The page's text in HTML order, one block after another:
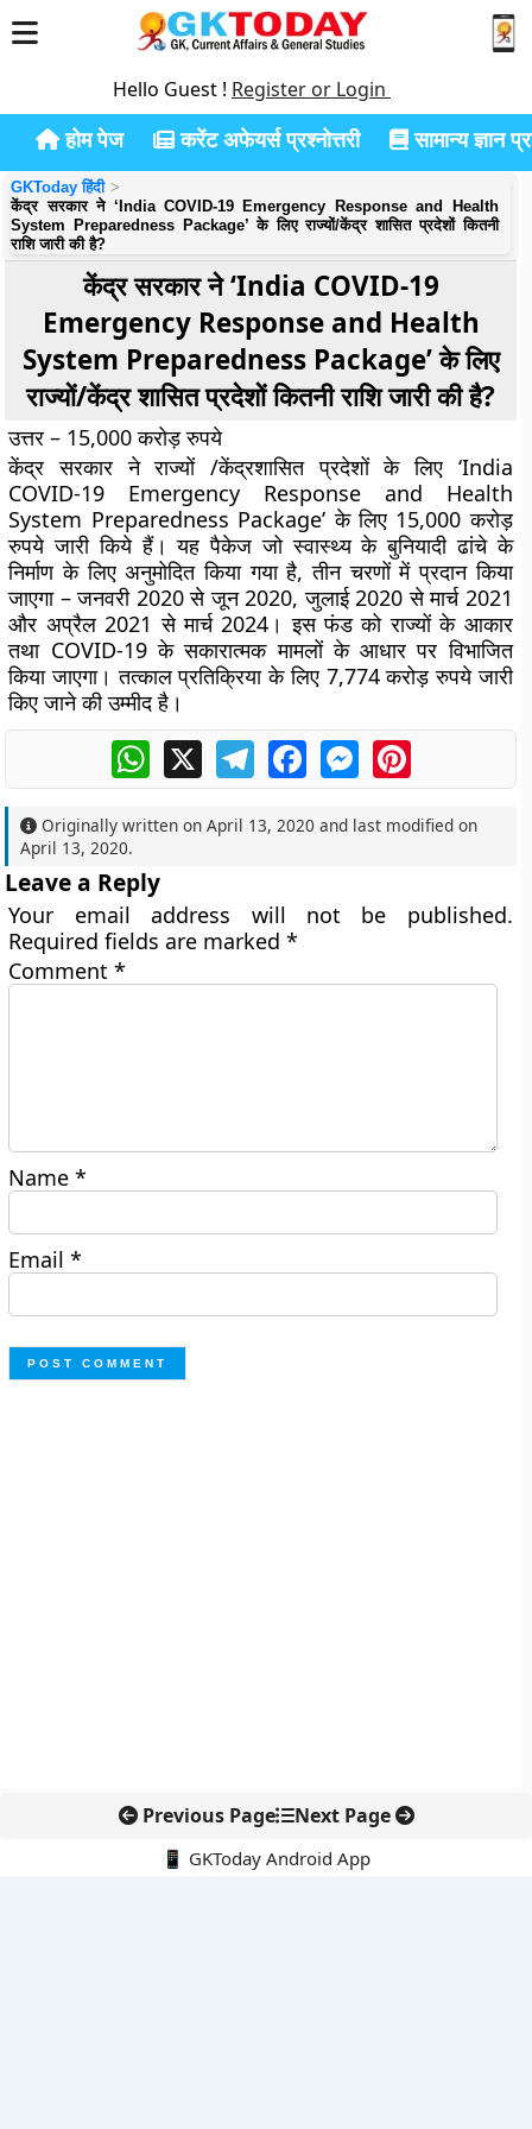
Hello Guest ! Register or Login
होम पेज करेंट अफेयर्स प्रश्नोत्तरी सामान्य ज्ञान
GKToday हिंदी
केंद्र सरकार ने ‘India COVID-19 Emergency Response and Health
System Preparedness Package’ के लिए राज्यों/केंद्र शासित प्रदेशों कितनी
राशि जारी की है?
केंद्र सरकार ने ‘India COVID-19
Emergency Response and Health
System Preparedness Package’ के लिए
राज्यों/केंद्र शासित प्रदेशों कितनी राशि जारी की है?
उत्तर – 15,000 करोड़ रुपये
केंद्र सरकार ने राज्यों /केंद्रशासित प्रदेशों के लिए ‘India
COVID-19 Emergency Response and Health
System Preparedness Package’ के लिए 15,000 करोड़
रुपये जारी किये हैं। यह पैकेज जो स्वास्थ्य के बुनियादी ढांचे के
निर्माण के लिए अनुमोदित किया गया है, तीन चरणों में प्रदान किया
जाएगा – जनवरी 2020 से जून 2020, जुलाई 2020 से मार्च 2021
और अप्रैल 2021 से मार्च 2024। इस फंड को राज्यों के आकार
तथा COVID-19 के सकारात्मक मामलों के आधार पर विभाजित
किया जाएगा। तत्काल प्रतिक्रिया के लिए 7,774 करोड़ रुपये जारी
किए जाने की उम्मीद है।
WhatsApp
X TelegramFacebookMessengerPinterest
Originally written onApril 13, 2020 and last modified on
April 13, 2020.
Leave a Reply
Your email address will not be published.
Required fields are marked*
Comment*
Name*
Email*
Previous Page Next Page
📱 GKToday Android App